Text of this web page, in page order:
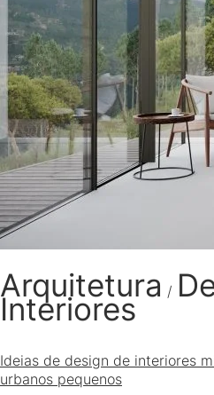
Arquitetura /
Interiores
Ideias de design de interiores
urbanos pequenos